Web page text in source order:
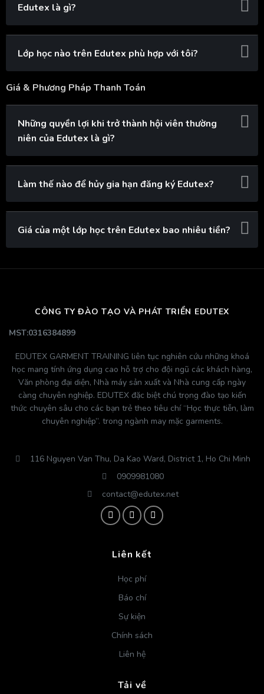
Edutex là gì?
Lớp học nào trên Edutex phù hợp với tôi?
Giá & Phương Pháp Thanh Toán
Những quyền lợi khi trở thành hội viên thường
niên của Edutex là gì?
Làm thế nào để hủy gia hạn đăng ký Edutex?
Giá của một lớp học trên Edutex bao nhiêu tiền?
CÔNG TY ĐÀO TẠO VÀ PHÁT TRIỂN EDUTEX
MST:0316384899
EDUTEX GARMENT TRAINING liên tục nghiên cứu những khoá
học mang tính ứng dụng cao hỗ trợ cho đội ngũ các khách hàng,
Văn phòng đại diện, Nhà máy sản xuất và Nhà cung cấp ngày
càng chuyên nghiệp. EDUTEX đặc biệt chú trọng đào tạo kiến
thức chuyên sâu cho các bạn trẻ theo tiêu chí “Học thực tiễn, làm
chuyên nghiệp”. trong ngành may mặc garments.
116 Nguyen Van Thu, Da Kao Ward, District 1, Ho Chi Minh
0909981080
contact@edutex.net
Liên kết
Học phí
Báo chí
Sự kiện
Chính sách
Liên hệ
Tải về